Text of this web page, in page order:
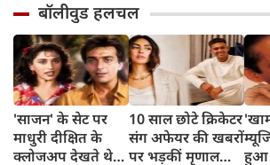
बॉलीवुड हलचल
'साजन' के सेट पर
माधुरी दीक्षित के
क्लोजअप देखते थे
10 साल छोटे क्रिकेटर
संग अफेयर की खबरों
पर भड़कीं मृणाल
हुआ